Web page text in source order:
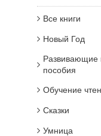
Все книги
Новый Год
Развивающие
пособия
Обучение
Сказки
Умница